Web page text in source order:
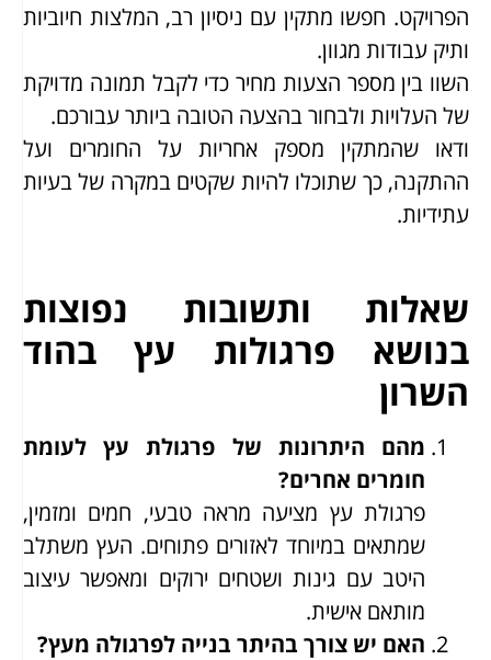
הפרויקט. חפשו מתקין עם ניסיון רב, המלצות חיוביות
ותיק עבודות מגוון.
השוו בין מספר הצעות מחיר כדי לקבל תמונה מדויקת
של העלויות ולבחור בהצעה הטובה ביותר עבורכם.
ודאו שהמתקין מספק אחריות על החומרים ועל
ההתקנה, כך שתוכלו להיות שקטים במקרה של בעיות
עתידיות.
שאלות ותשובות נפוצות
בנושא פרגולות עץ בהוד
השרון
מהם היתרונות של פרגולת עץ לעומת
חומרים אחרים?
פרגולת עץ מציעה מראה טבעי, חמים ומזמין,
שמתאים במיוחד לאזורים פתוחים. העץ משתלב
היטב עם גינות ושטחים ירוקים ומאפשר עיצוב
מותאם אישית.
האם יש צורך בהיתר בנייה לפרגולה מעץ?